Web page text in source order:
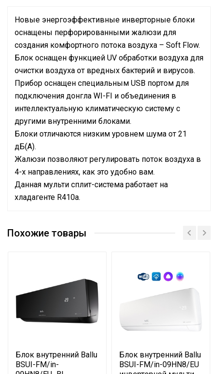
Новые энергоэффективные инверторные блоки
оснащены перфорированными жалюзи для
создания комфортного потока воздуха – Soft Flow.
Блок оснащен функцией UV обработки воздуха для
очистки воздуха от вредных бактерий и вирусов.
Прибор оснащен специальным USB портом для
подключения донгла WI-FI и объединения в
интеллектуальную климатическую систему с
другими внутренними блоками.
Блоки отличаются низким уровнем шума от 21
дБ(А).
Жалюзи позволяют регулировать поток воздуха в
4-х направлениях, как это удобно вам.
Данная мульти сплит-система работает на
хладагенте R410a.
производительность
подключении съемного Wi-
модуля
Система
самодиагностики
неисправности
Подсветка пульта Да
Похожие товары
Блок внутренний Ballu
BSUI-FM/in-
Блок внутренний Ballu
BSUI-FM/in-09HN8/EU